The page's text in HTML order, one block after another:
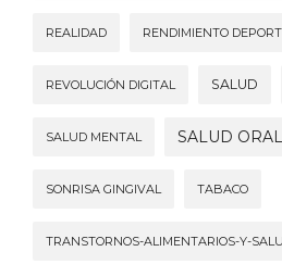
REALIDAD RENDIMIENTO
REVOLUCIÓN DIGITAL SALUD
SALUD MENTAL SALUD ORAL
SONRISA GINGIVAL TABACO
TRANSTORNOS-ALIMENTARIOS-Y-